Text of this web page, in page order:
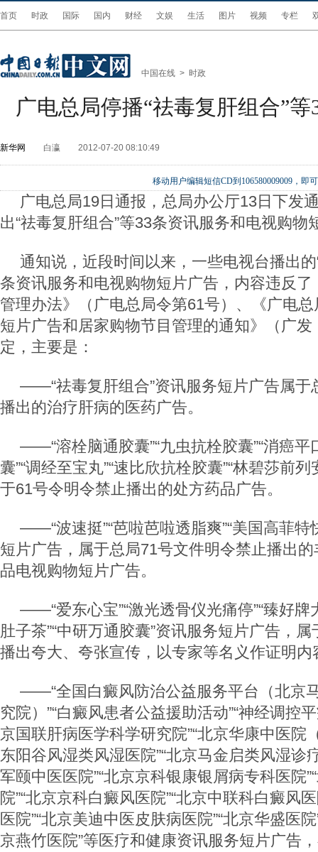
首页 时政 国际 国内 财经 文娱 生活 图片 视频 专栏
中国在线 > 时政
广电总局停播“祛毒复肝组合”
新华网 白瀛 2012-07-20 08:10:49
移动用户编辑短信CD到106580009009，即
广电总局19日通报，总局办公厅13日下发
出“祛毒复肝组合”等33条资讯服务和电视购物
通知说，近段时间以来，一些电视台播出的
条资讯服务和电视购物短片广告，内容违反
管理办法》（广电总局令第61号）、《广电
短片广告和居家购物节目管理的通知》（广发
定，主要是：
——“祛毒复肝组合”资讯服务短片广告属于
播出的治疗肝病的医药广告。
——“溶栓脑通胶囊”“九虫抗栓胶囊”“消癌平
囊”“调经至宝丸”“速比欣抗栓胶囊”“林碧莎前
于61号令明令禁止播出的处方药品广告。
——“波速挺”“芭啦芭啦透脂爽”“美国高菲特
短片广告，属于总局71号文件明令禁止播出
品电视购物短片广告。
——“爱东心宝”“激光透骨仪光痛停”“臻好牌
肚子茶”“中研万通胶囊”资讯服务短片广告，
播出夸大、夸张宣传，以专家等名义作证明内
——“全国白癜风防治公益服务平台（北京
究院）”“白癜风患者公益援助活动”“神经调控
京国联肝病医学科学研究院”“北京华康中医院
东阳谷风湿类风湿医院”“北京马金启类风湿诊
军颐中医医院”“北京京科银康银屑病专科医院
院”“北京京科白癜风医院”“北京中联科白癜风
医院”“北京美迪中医皮肤病医院”“北京华盛医院
京燕竹医院”等医疗和健康资讯服务短片广告